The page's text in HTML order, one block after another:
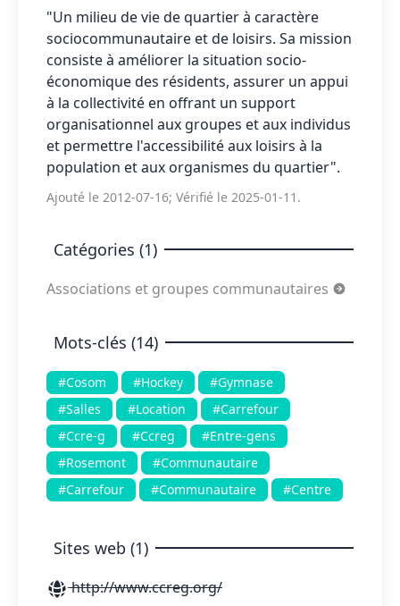
"Un milieu de vie de quartier à caractère
sociocommunautaire et de loisirs. Sa mission
consiste à améliorer la situation socio-
économique des résidents, assurer un appui
à la collectivité en offrant un support
organisationnel aux groupes et aux individus
et permettre l'accessibilité aux loisirs à la
population et aux organismes du quartier".
Ajouté le 2012-07-16; Vérifié le 2025-01-11.
Catégories (1)
Associations et groupes communautaires
Mots-clés (14)
#Cosom #Hockey
#Gymnase
#Salles
#Location
#Carrefour
#Ccre-g
#Ccreg
#Entre-gens
#Rosemont
#Communautaire
#Carrefour
#Communautaire #Centre
Sites web (1)
http://www.ccreg.org/